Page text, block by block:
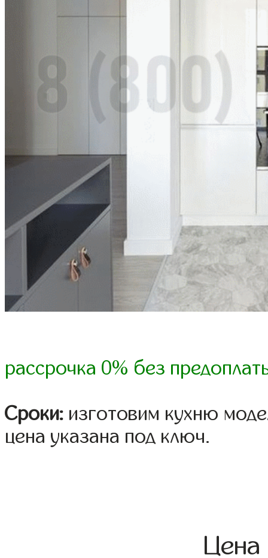
рассрочка 0% без
Сроки: изготовим кухню
цена указана под ключ.
Цена